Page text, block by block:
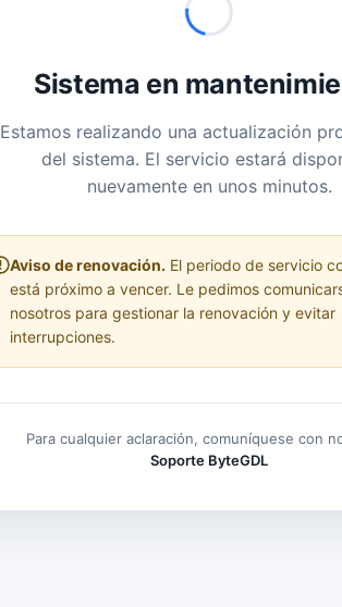
Sistema en
Estamos realizando una actualización
del sistema. El servicio estará
nuevamente en unos minutos.
Aviso de renovación. El periodo de servicio
está próximo a vencer. Le pedimos
nosotros para gestionar la renovación y evitar
interrupciones.
Para cualquier aclaración, comuníquese con
Soporte ByteGDL